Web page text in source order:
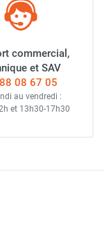
commercial,
et SAV
08 67 05
au vendredi :
et 13h30-17h30